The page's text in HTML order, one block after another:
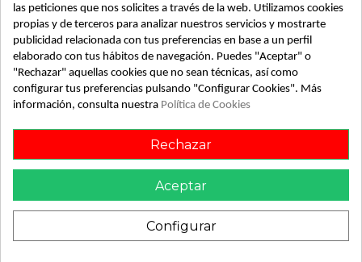
Recambio de brazo suspension inferior delantero izquierdo
para saab 9-3 berlina 2.2 tid anniversary | 0.03 - ... 2.2 tid
anniversary | 0.03 - ... referencia OEM IAM
Vehículo de origen
las peticiones que nos solicites a través de la web. Utilizamos cookies
propias y de terceros para analizar nuestros servicios y mostrarte
publicidad relacionada con tus preferencias en base a un perfil
elaborado con tus hábitos de navegación. Puedes "Aceptar" o
"Rechazar" aquellas cookies que no sean técnicas, así como
configurar tus preferencias pulsando "Configurar Cookies". Más
información, consulta nuestra Política de Cookies
Rechazar
Aceptar
Configurar